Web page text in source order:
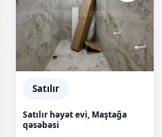
Satılır
Satılır həyət evi, Maştağa
qəsəbəsi